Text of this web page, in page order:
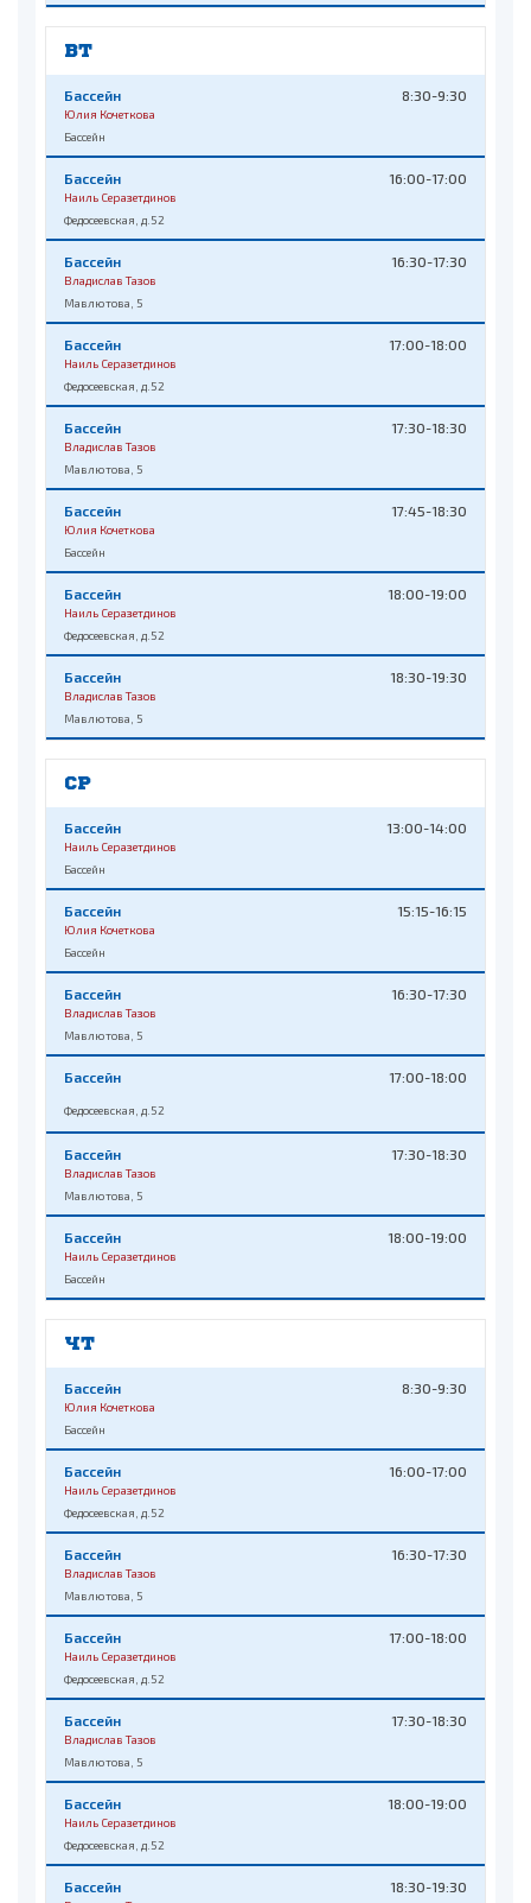
ВТ
Бассейн
Юлия Кочеткова
8:30-9:30
Бассейн
Бассейн
Наиль Серазетдинов
16:00-17:00
Федосеевская, д.52
Бассейн
Владислав Тазов
16:30-17:30
Мавлютова, 5
Бассейн
Наиль Серазетдинов
17:00-18:00
Федосеевская, д.52
Бассейн
Владислав Тазов
17:30-18:30
Мавлютова, 5
Бассейн
Юлия Кочеткова
17:45-18:30
Бассейн
Бассейн
Наиль Серазетдинов
18:00-19:00
Федосеевская, д.52
Бассейн
Владислав Тазов
18:30-19:30
Мавлютова, 5
СР
Бассейн
Наиль Серазетдинов
13:00-14:00
Бассейн
Бассейн
Юлия Кочеткова
15:15-16:15
Бассейн
Бассейн
Владислав Тазов
16:30-17:30
Мавлютова, 5
Бассейн 17:00-18:00
Федосеевская, д.52
Бассейн
Владислав Тазов
17:30-18:30
Мавлютова, 5
Бассейн
Наиль Серазетдинов
18:00-19:00
Бассейн
ЧТ
Бассейн
Юлия Кочеткова
8:30-9:30
Бассейн
Бассейн
Наиль Серазетдинов
16:00-17:00
Федосеевская, д.52
Бассейн
Владислав Тазов
16:30-17:30
Мавлютова, 5
Бассейн
Наиль Серазетдинов
17:00-18:00
Федосеевская, д.52
Бассейн
Владислав Тазов
17:30-18:30
Мавлютова, 5
Бассейн
Наиль Серазетдинов
18:00-19:00
Федосеевская, д.52
Бассейн 18:30-19:30